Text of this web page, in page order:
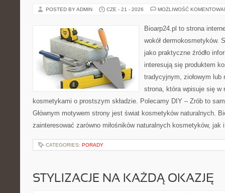
POSTED BY ADMIN CZE - 21 - 2026 MOŻLIWOŚĆ
Bioarp24.pl to strona
wokół dermokosmetyków.
jako praktyczne źródło
interesują się produktem
tradycyjnym, ziołowym lub
strona, która wpisuje się w
kosmetykami o prostszym składzie. Polecamy DIY – Zrób to
Głównym motywem strony jest świat kosmetyków naturalnych.
zainteresować zarówno miłośników naturalnych kosmetyków,
CATEGORIES: PORADY
STYLIZACJE NA KAŻDĄ OKAZJĘ